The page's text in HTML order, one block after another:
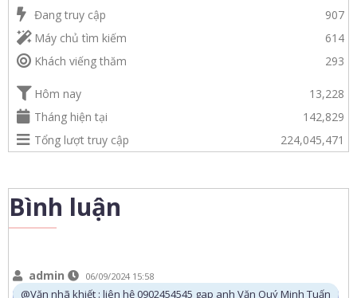
Đang truy cập
907
Máy chủ tìm kiếm
614
Khách viếng thăm
293
Hôm nay
13,228
Tháng hiện tại
142,829
Tổng lượt truy cập
224,045,471
Bình luận
admin 06/09/2024 15:58
@Văn nhã khiết : liên hệ 0902454545 gap anh Văn Quý Minh Tuấn